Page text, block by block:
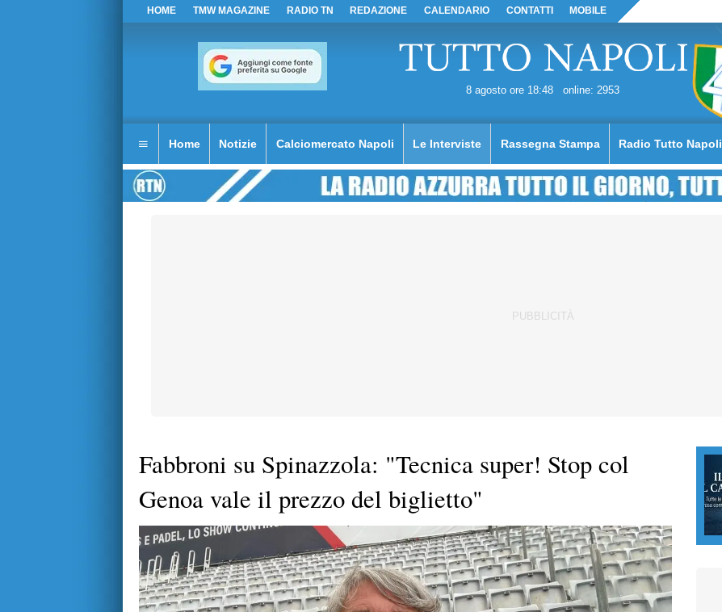
HOME TMW MAGAZINE RADIO TN REDAZIONE CALENDARIO CONTATTI MOBILE
8 agosto ore 18:48 online: 2953
Home Notizie Calciomercato Napoli Le Interviste Rassegna Stampa Radio Tutto Napoli
Fabbroni su Spinazzola: "Tecnica super! Stop col
Genoa vale il prezzo del biglietto"